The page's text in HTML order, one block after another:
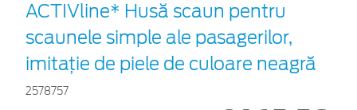
ACTIVline* Husă scaun pentru
scaunele simple ale pasagerilor,
imitație de piele de culoare neagră
2578757